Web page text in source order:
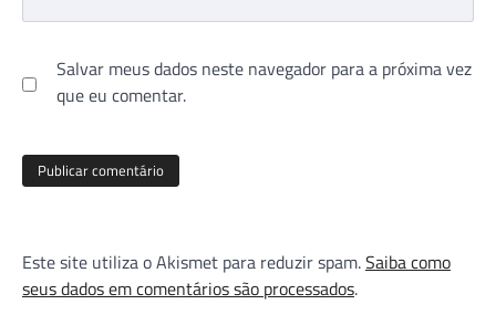
Salvar meus dados neste navegador para a próxima vez
que eu comentar.
Este site utiliza o Akismet para reduzir spam.Saiba como
seus dados em comentários são processados.